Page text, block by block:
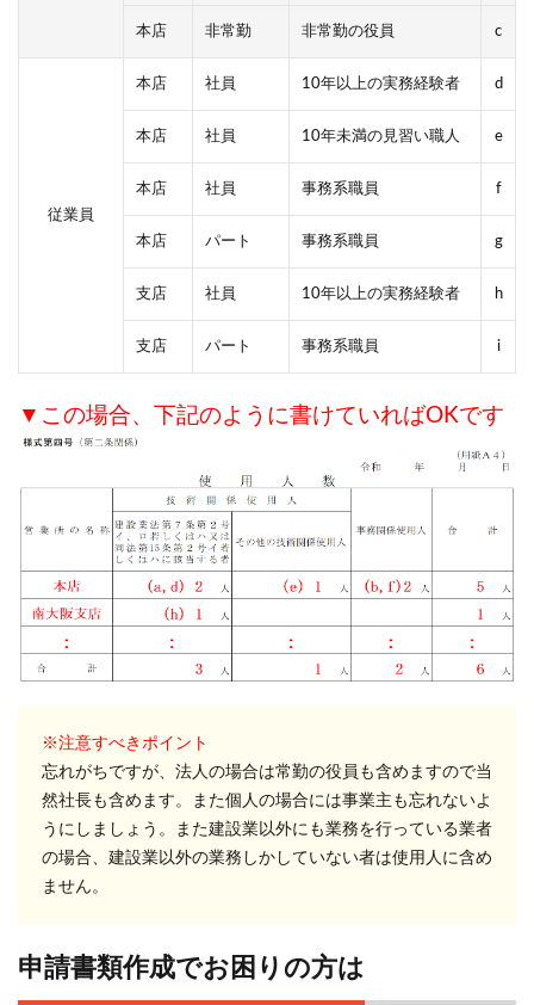
本店 非常勤 非常勤の役員 c
従業員
本店 社員 10年以上の実務経験者 d
本店 社員 10年未満の見習い職人 e
本店 社員 事務系職員 f
本店 パート 事務系職員 g
支店 社員 10年以上の実務経験者 h
支店 パート 事務系職員 i
▼この場合、下記のように書けていればOKです
※注意すべきポイント
忘れがちですが、法人の場合は常勤の役員も含めますので当
然社長も含めます。また個人の場合には事業主も忘れないよ
うにしましょう。また建設業以外にも業務を行っている業者
の場合、建設業以外の業務しかしていない者は使用人に含め
ません。
申請書類作成でお困りの方は